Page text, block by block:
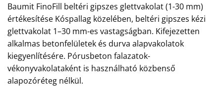
Baumit FinoFill beltéri gipszes glettvakolat (1-30 mm)
értékesítése Kóspallag közelében, beltéri gipszes kézi
glettvakolat 1–30 mm-es vastagságban. Kifejezetten
alkalmas betonfelületek és durva alapvakolatok
kiegyenlítésére. Pórusbeton falazatok-
vékonyvakolataként is használható közbenső
alapozóréteg nélkül.